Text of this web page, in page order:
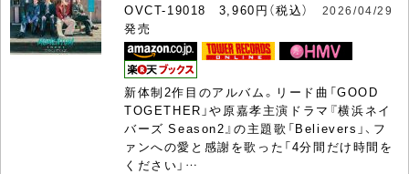
OVCT-19018 3,960円（税込） 2026/04/29
発売
新体制2作目のアルバム。リード曲「GOOD
TOGETHER」や原嘉孝主演ドラマ『横浜ネイ
バーズ Season2』の主題歌「Believers」、フ
ァンへの愛と感謝を歌った「4分間だけ時間を
ください」…